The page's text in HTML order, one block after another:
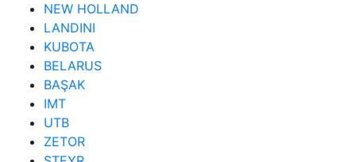
NEW HOLLAND
LANDINI
KUBOTA
BELARUS
BAŞAK
IMT
UTB
ZETOR